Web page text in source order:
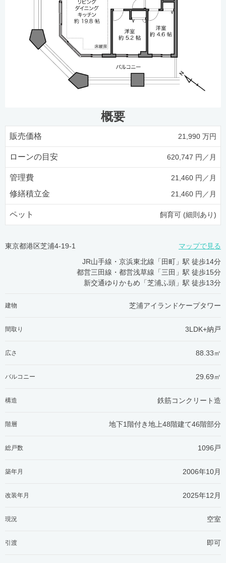
概要
販売価格 21,990 万円
ローンの目安 620,747 円／月
管理費 21,460 円／月
修繕積立金 21,460 円／月
ペット 飼育可 (細則あり)
東京都港区芝浦4-19-1
マップで見る
JR山手線・京浜東北線「田町」駅 徒歩14分
都営三田線・都営浅草線「三田」駅 徒歩15分
新交通ゆりかもめ「芝浦ふ頭」駅 徒歩13分
建物 芝浦アイランドケープタワー
間取り 3LDK+納戸
広さ 88.33㎡
バルコニー 29.69㎡
構造 鉄筋コンクリート造
階層 地下1階付き地上48階建て46階部分
総戸数 1096戸
築年月 2006年10月
改装年月 2025年12月
現況 空室
引渡 即可